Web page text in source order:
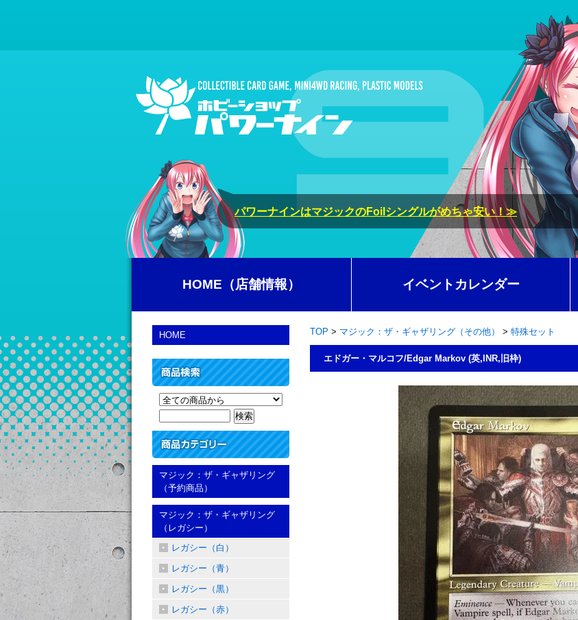
パワーナインはマジックのFoilシングルがめちゃ安い！≫
HOME（店舗情報） イベントカレンダー
TOP > マジック：ザ・ギャザリング（その他） > 特殊セット
エドガー・マルコフ/Edgar Markov (英,INR,旧枠)
HOME
マジック：ザ・ギャザリング
（予約商品）
マジック：ザ・ギャザリング
（レガシー）
レガシー（白）
レガシー（青）
レガシー（黒）
レガシー（赤）